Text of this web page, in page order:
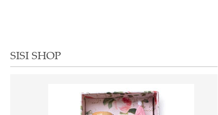
SISI SHOP